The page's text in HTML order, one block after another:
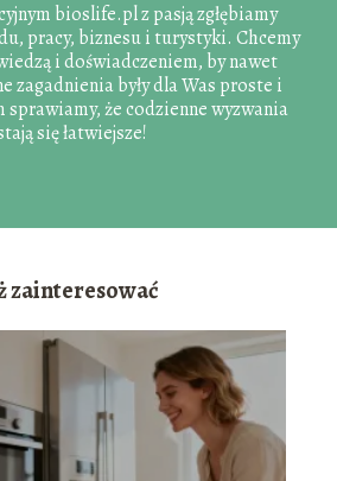
bioslife.pl z pasją zgłębiamy
pracy, biznesu i turystyki. Chcemy
i doświadczeniem, by nawet
zagadnienia były dla Was proste i
sprawiamy, że codzienne wyzwania
się łatwiejsze!
zainteresować